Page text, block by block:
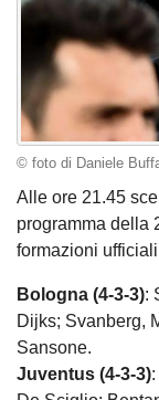
© foto di Daniele
Alle ore 21.45
programma della
formazioni
Bologna (4-3-3):
Dijks; Svanberg,
Sansone.
Juventus (4-3-3)